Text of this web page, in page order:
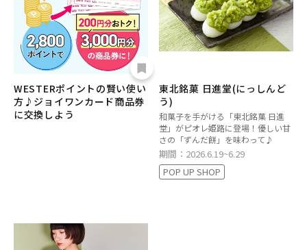
WESTERポイントの賢い使い
方♪ジョイワンカード商品券
に交換しよう
東北銘菓 日進堂(にっしんど
う)
和菓子を手がける「東北銘菓 日進
堂」がピオレ姫路に登場！優しい甘
さの「ずんだ餅」を味わって♪
期間：2026.6.19~6.29
POP UP SHOP